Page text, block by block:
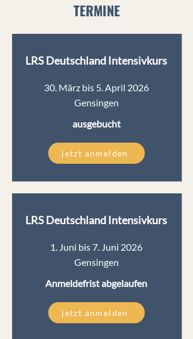
TERMINE
LRS Deutschland Intensivkurs
30. März bis 5. April 2026
Gensingen
ausgebucht
jetzt anmelden
LRS Deutschland Intensivkurs
1. Juni bis 7. Juni 2026
Gensingen
Anmeldefrist abgelaufen
jetzt anmelden